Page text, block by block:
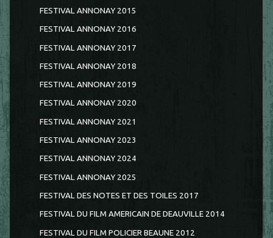
FESTIVAL ANNONAY 2015
FESTIVAL ANNONAY 2016
FESTIVAL ANNONAY 2017
FESTIVAL ANNONAY 2018
FESTIVAL ANNONAY 2019
FESTIVAL ANNONAY 2020
FESTIVAL ANNONAY 2021
FESTIVAL ANNONAY 2023
FESTIVAL ANNONAY 2024
FESTIVAL ANNONAY 2025
FESTIVAL DES NOTES ET DES TOILES 2017
FESTIVAL DU FILM AMERICAIN DE DEAUVILLE 2014
FESTIVAL DU FILM POLICIER BEAUNE 2012